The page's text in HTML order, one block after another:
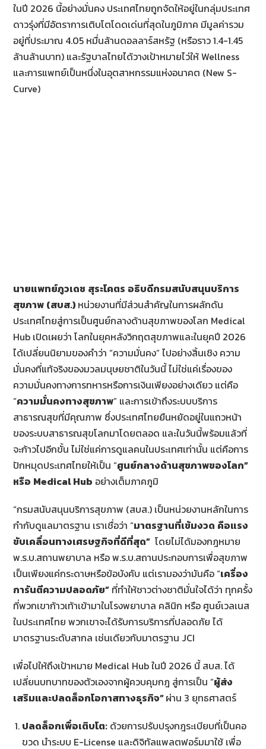
ในปี 2026 นี้อย่างมั่นคง ประเทศไทยถูกจัดให้อยู่ในกลุ่มประเทศ
ดาวรุ่งที่มีอัตราการเติบโตโดดเด่นที่สุดในภูมิภาค มีมูลค่ารวม
อยู่ที่ประมาณ 4.05 หมื่นล้านดอลลาร์สหรัฐ (หรือราว 1.4-1.45
ล้านล้านบาท) และรัฐบาลไทยได้วางเป้าหมายไว่ให้ Wellness
และการแพทย์เป็นหนึ่งในอุตสาหกรรมแห่งอนาคต (New S-
Curve)
นายแพทย์ภูวเดช สุระโคตร อธิบดีกรมสนับสนุนบริการ
สุขภาพ (สบส.) หน่วยงานที่มีส่วนสำคัญในการผลักดัน
ประเทศไทยสู่การเป็นศูนย์กลางด้านสุขภาพของโลก Medical
Hub เปิดเผยว่า โลกในยุคหลังวิกฤตสุขภาพและในยุคปี 2026
ได้เปลี่ยนนิยามของคำว่า “ความมั่นคง” ไปอย่างสิ้นเชิง ความ
มั่นคงที่แท้จริงของมวลมนุษยชาติในวันนี้ ไม่ใช่แค่เรื่องของ
ความมั่นคงทางการทหารหรือการเงินเพียงอย่างเดียว แต่คือ
“ความมั่นคงทางสุขภาพ” และการเข้าถึงระบบบริการ
สาธารณสุขที่มีคุณภาพ ซึ่งประเทศไทยยืนหยัดอยู่ในแถวหน้า
ของระบบสาธารณสุขโลกมาโดยตลอด และในวันนี้พร้อมแล้วที่
จะก้าวไปอีกขั้น ไม่ใช่แค่การดูแลคนในประเทศเท่านั้น แต่คือการ
ปักหมุดประเทศไทยให้เป็น “ศูนย์กลางด้านสุขภาพของโลก”
หรือ Medical Hub อย่างเต็มภาคภูมิ
“กรมสนับสนุนบริการสุขภาพ (สบส.) เป็นหน่วยงานหลักในการ
กำกับดูแลมาตรฐาน เราเชื่อว่า “มาตรฐานที่เข้มงวด คือแรง
ขับเคลื่อนทางเศรษฐกิจที่ดีที่สุด” โดยไม่ได้มองกฎหมาย
พ.ร.บ.สถานพยาบาล หรือ พ.ร.บ.สถานประกอบการเพื่อสุขภาพ
เป็นเพียงแค่กระดาษหรือข้อบังคับ แต่เรามองว่ามันคือ “เครื่อง
การันตีความปลอดภัย” ที่ทำให้ชาวต่างชาติมั่นใจได้ว่า ทุกครั้ง
ที่พวกเขาก้าวเท้าเข้ามาในโรงพยาบาล คลินิก หรือ ศูนย์เวลเนส
ในประเทศไทย พวกเขาจะได้รับการบริการที่ปลอดภัย ได้
มาตรฐานระดับสากล เช่นเดียวกับมาตรฐาน JCI
เพื่อไปให้ถึงเป้าหมาย Medical Hub ในปี 2026 นี้ สบส. ได้
เปลี่ยนบทบาทของตัวเองจากผู้ควบคุมกฎ สู่การเป็น “ผู้ส่ง
เสริมและปลดล็อกโอกาสทางธุรกิจ”ผ่าน 3 ยุทธศาสตร์
ปลดล็อกเพื่อเติบโต: ด้วยการปรับปรุงกฎระเบียบที่เป็นคอ
ขวด นำระบบ E-License และดิจิทัลแพลตฟอร์มมาใช้ เพื่อ